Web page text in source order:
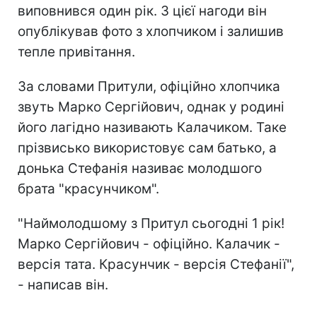
виповнився один рік. З цієї нагоди він
опублікував фото з хлопчиком і залишив
тепле привітання.
За словами Притули, офіційно хлопчика
звуть Марко Сергійович, однак у родині
його лагідно називають Калачиком. Таке
прізвисько використовує сам батько, а
донька Стефанія називає молодшого
брата "красунчиком".
"Наймолодшому з Притул сьогодні 1 рік!
Марко Сергійович - офіційно. Калачик -
версія тата. Красунчик - версія Стефанії",
- написав він.